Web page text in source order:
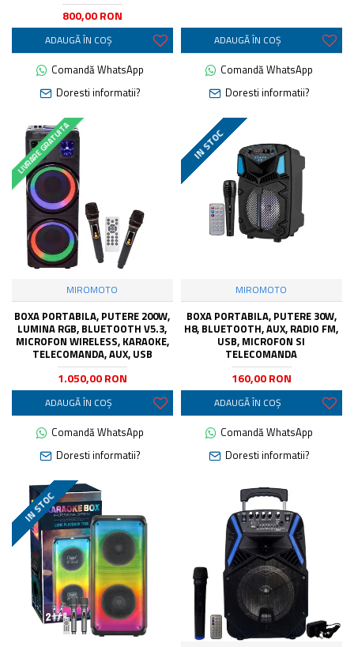
800,00 RON
ADAUGĂ ÎN COŞ
Comandă WhatsApp
Doresti informatii?
ADAUGĂ ÎN COŞ
Comandă WhatsApp
Doresti informatii?
LIVRARE GRATUITA
MIROMOTO
BOXA PORTABILA, PUTERE 200W,
LUMINA RGB, BLUETOOTH V5.3,
MICROFON WIRELESS, KARAOKE,
TELECOMANDA, AUX, USB
1.050,00 RON
ADAUGĂ ÎN COŞ
Comandă WhatsApp
Doresti informatii?
IN STOC
MIROMOTO
BOXA PORTABILA, PUTERE 30W,
H8, BLUETOOTH, AUX, RADIO FM,
USB, MICROFON SI
TELECOMANDA
160,00 RON
ADAUGĂ ÎN COŞ
Comandă WhatsApp
Doresti informatii?
IN STOC